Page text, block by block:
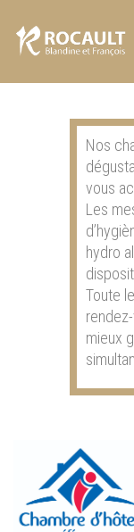
Nos
vous
Les
hydro
Toute
mieux